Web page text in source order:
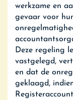
werkzame en
gevaar voor
Deze regeling
vastgelegd,
en dat de
geklaagd,